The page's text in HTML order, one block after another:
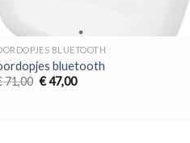
BLUETOOTH
bluetooth
71,00 Oorspronkelijke
€47,00Huidige